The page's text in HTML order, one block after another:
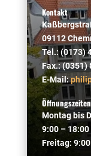
Kontakt
09112
Tel.: (0173)
Fax.: (0351)
E-Mail:
Öffnungszeiten
Montag bis
9:00 – 18:00
Freitag: